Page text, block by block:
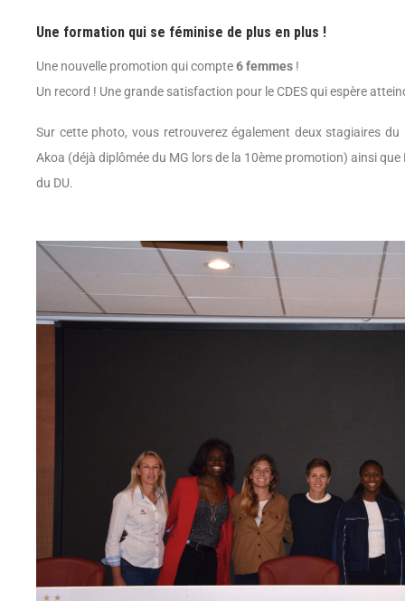
Une formation qui se féminise de plus en plus !
Une nouvelle promotion qui compte6 femmes !
Un record ! Une grande satisfaction pour le CDES qui espère
Sur cette photo, vous retrouverez également deux stagiaires
Akoa (déjà diplômée du MG lors de la 10ème promotion) ainsi
du DU.